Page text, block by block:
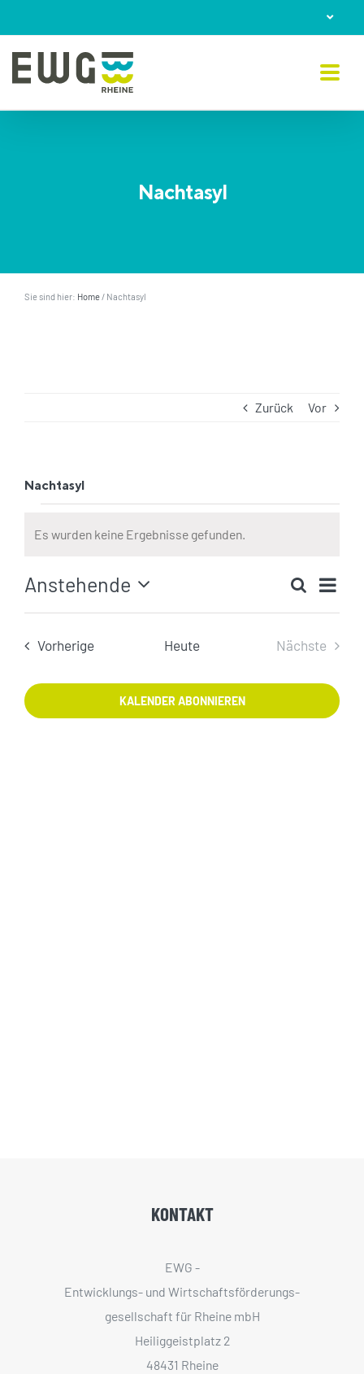
to
content
Nachtasyl
Sie sind hier: Home/ Nachtasyl
Zurück Vor
Nachtasyl
Es wurden keine Ergebnisse gefunden.
Such-
Suche
Anstehende
Datum
VorherigeVeranstaltungen
Heute
Nächste
KALENDER ABONNIEREN
KONTAKT
EWG -
Entwicklungs- und Wirtschaftsförderungs­
gesellschaft für Rheine mbH
Heiliggeistplatz 2
48431 Rheine